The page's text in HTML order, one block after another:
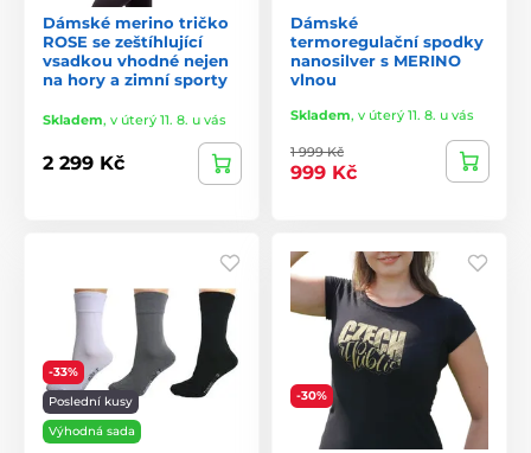
Dámské merino tričko
ROSE se zeštíhlující
vsadkou vhodné nejen
na hory a zimní sporty
Skladem, v úterý 11. 8. u vás
2 299 Kč
Dámské
termoregulační spodky
nanosilver s MERINO
vlnou
Skladem, v úterý 11. 8. u vás
1 999 Kč
999 Kč
-33%
Poslední kusy
Výhodná sada
-30%